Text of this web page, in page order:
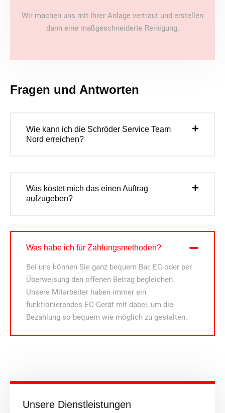
Unsere Dienstleistungen
Wir machen uns mit Ihrer Anlage vertraut und erstellen
dann eine maßgeschneiderte Reinigung.
Fragen und Antworten
Wie kann ich die Schröder Service Team
Nord erreichen?
Was kostet mich das einen Auftrag
aufzugeben?
Was habe ich für Zahlungsmethoden?
Bei uns können Sie ganz bequem Bar, EC oder per
Überweisung den offenen Betrag begleichen.
Unsere Mitarbeiter haben immer ein
funktionierendes EC-Gerät mit dabei, um die
Bezahlung so bequem wie möglich zu gestalten.